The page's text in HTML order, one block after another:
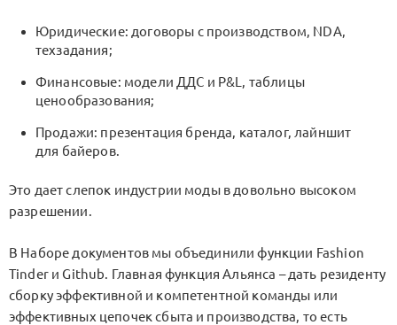
Юридические: договоры с производством, NDA,
техзадания;
Финансовые: модели ДДС и P&L, таблицы
ценообразования;
Продажи: презентация бренда, каталог, лайншит
для байеров.
Это дает слепок индустрии моды в довольно высоком
разрешении.
В Наборе документов мы объединили функции Fashion
Tinder и Github. Главная функция Альянса – дать резиденту
сборку эффективной и компетентной команды или
эффективных цепочек сбыта и производства, то есть